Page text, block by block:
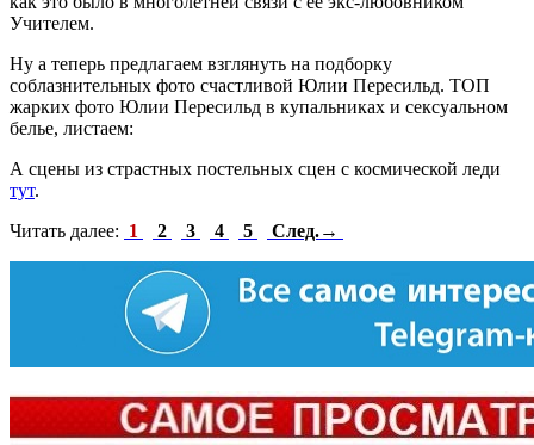
Учителем.
Ну а теперь предлагаем взглянуть на подборку
соблазнительных фото счастливой Юлии Пересильд. ТОП
жарких фото Юлии Пересильд в купальниках и сексуальном
белье, листаем:
А сцены из страстных постельных сцен с космической леди
тут.
Читать далее: 1 2 3 4 5 След.→